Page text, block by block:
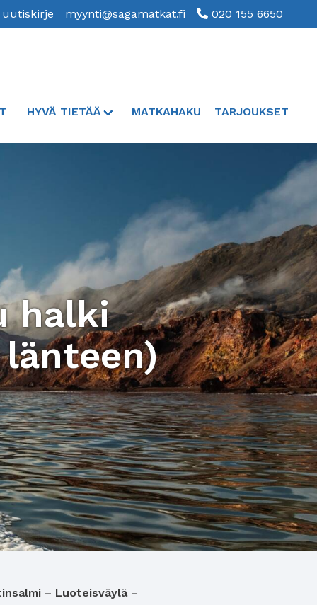
uutiskirje myynti@sagamatkat.fi 020 155 6650
HYVÄ TIETÄÄ MATKAHAKU TARJOUKSET
halki
– Luoteisväylä –